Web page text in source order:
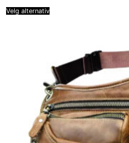
Velg alternativ